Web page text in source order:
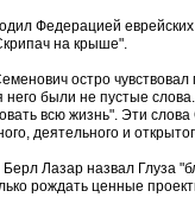
Федерацией
на крыше".
остро
были не пустые
всю жизнь". Эти
деятельного и
Лазар назвал Глуза
рождать ценные